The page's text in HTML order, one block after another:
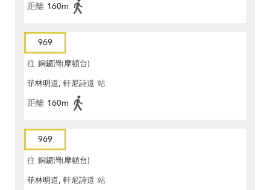
距離 160m
969
往 銅鑼灣(摩頓台)
菲林明道, 軒尼詩道 站
距離 160m
969
往 銅鑼灣(摩頓台)
菲林明道, 軒尼詩道 站